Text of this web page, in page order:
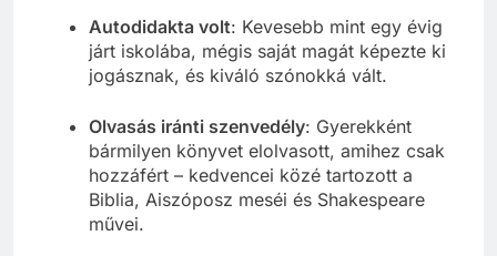
Autodidakta volt: Kevesebb mint egy évig
járt iskolába, mégis saját magát képezte ki
jogásznak, és kiváló szónokká vált.
Olvasás iránti szenvedély: Gyerekként
bármilyen könyvet elolvasott, amihez csak
hozzáfért – kedvencei közé tartozott a
Biblia, Aiszóposz meséi és Shakespeare
művei.